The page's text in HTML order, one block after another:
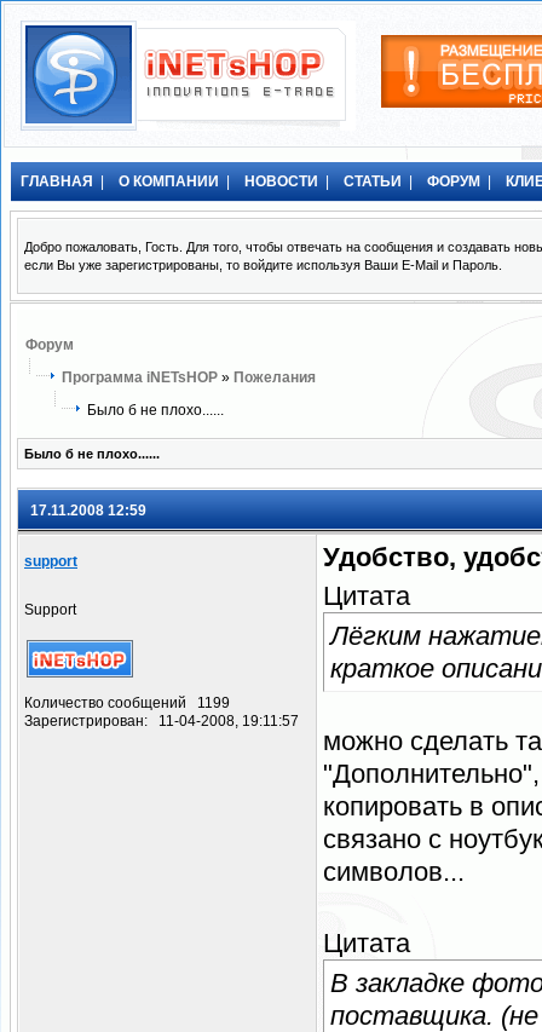
ГЛАВНАЯ О КОМПАНИИ НОВОСТИ СТАТЬИ ФОРУМ
Добро пожаловать, Гость. Для того, чтобы отвечать на сообщения и создавать
если Вы уже зарегистрированы, то войдите используя Ваши E-Mail и Пароль.
Форум
Программа iNETsHOP » Пожелания
Было б не плохо......
Было б не плохо......
17.11.2008 12:59
support
Support
Количество сообщений 1199
Зарегистрирован: 11-04-2008, 19:11:57
Удобство,
Цитата
Лёгким
краткое
можно сделать
копировать в
связано с
символов...
Цитата
В закладке
поставщика.